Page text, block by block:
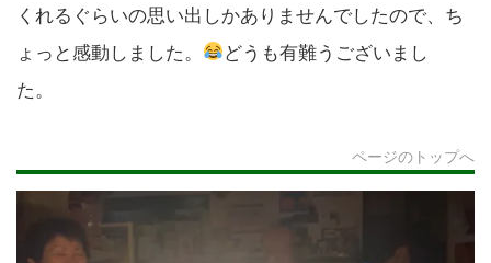
くれるぐらいの思い出しかありませんでしたので、ち
ょっと感動しました。
どうも有難うございまし
た。
ページのトップへ